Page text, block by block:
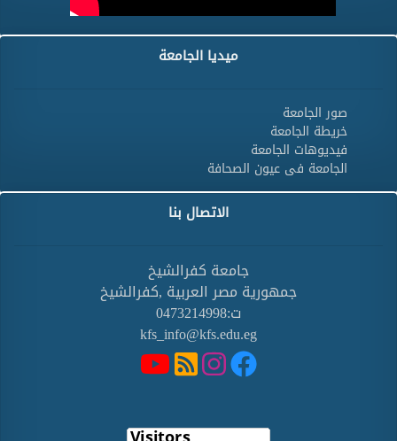
ميديا الجامعة
صور الجامعة
خريطة الجامعة
فيديوهات الجامعة
الجامعة فى عيون الصحافة
الاتصال بنا
جامعة كفرالشيخ
جمهورية مصر العربية ,كفرالشيخ
ت:0473214998
kfs_info@kfs.edu.eg